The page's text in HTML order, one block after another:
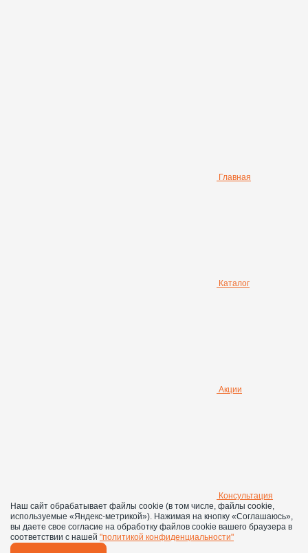
Главная
Каталог
Акции
Консультация
Наш сайт обрабатывает файлы cookie (в том числе, файлы cookie,
используемые «Яндекс-метрикой»). Нажимая на кнопку «Соглашаюсь»,
вы даете свое согласие на обработку файлов cookie вашего браузера в
соответствии с нашей "политикой конфиденциальности"